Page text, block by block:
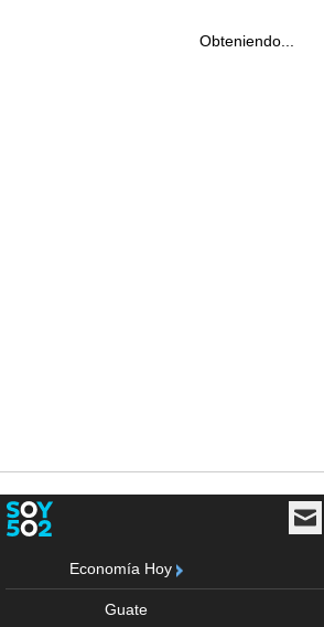
Obteniendo...
Economía Hoy
Guate